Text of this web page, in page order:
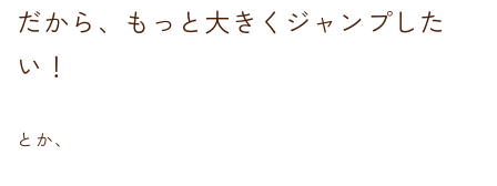
だから、もっと大きくジャンプした
い！
とか、